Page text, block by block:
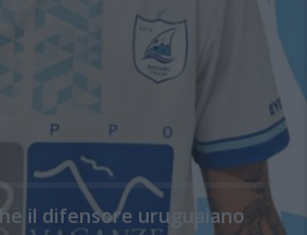
il difensore uruguaiano